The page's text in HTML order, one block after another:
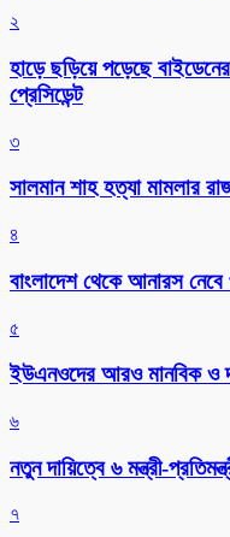
২
হাড়ে ছড়িয়ে পড়েছে
প্রেসিডেন্ট
৩
সালমান শাহ হত্যা মামলার
৪
বাংলাদেশ থেকে আনারস নেবে
৫
ইউএনওদের আরও মানবিক ও
৬
নতুন দায়িত্বে ৬ মন্ত্রী-
৭